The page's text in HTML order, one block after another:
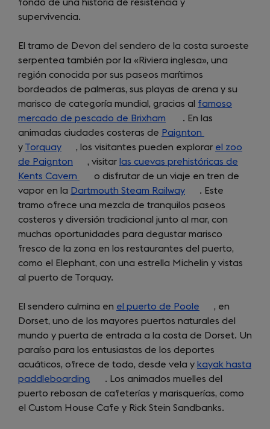
new
fondo de una historia de resistencia y
supervivencia.
El tramo de Devon del sendero de la costa suroeste
serpentea también por la «Riviera inglesa», una
región conocida por sus paseos marítimos
bordeados de palmeras, sus playas de arena y su
marisco de categoría mundial, gracias al famoso
mercado de pescado de Brixham (opens
in
a
new
tab)
. En las
animadas ciudades costeras de Paignton
in
a
new
tab)
y Torquay (opens
in
a
new
tab)
, los visitantes pueden explorar el zoo
de Paignton (opens
in
a
new
tab)
, visitar las cuevas prehistóricas de
Kents Cavern
(opens
in
a
new
tab)
o disfrutar de un viaje en tren de
vapor en la Dartmouth Steam Railway (opens
in
a
new
tab)
. Este
tramo ofrece una mezcla de tranquilos paseos
costeros y diversión tradicional junto al mar, con
muchas oportunidades para degustar marisco
fresco de la zona en los restaurantes del puerto,
como el Elephant, con una estrella Michelin y vistas
al puerto de Torquay.
El sendero culmina en el puerto de Poole (opens
in
a
new
tab)
, en
Dorset, uno de los mayores puertos naturales del
mundo y puerta de entrada a la costa de Dorset. Un
paraíso para los entusiastas de los deportes
acuáticos, ofrece de todo, desde vela y kayak hasta
paddleboarding (opens
in
a
. Los animados muelles del
puerto rebosan de cafeterías y marisquerías, como
el Custom House Cafe y Rick Stein Sandbanks.